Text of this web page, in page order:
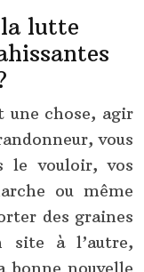
lutte
une chose, agir
vous
le vouloir, vos
ou même
des graines
site à l’autre,
bonne nouvelle